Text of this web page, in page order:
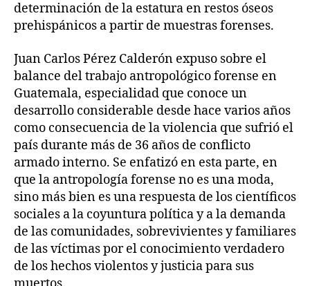
determinación de la estatura en restos óseos
prehispánicos a partir de muestras forenses.
Juan Carlos Pérez Calderón expuso sobre el
balance del trabajo antropológico forense en
Guatemala, especialidad que conoce un
desarrollo considerable desde hace varios años
como consecuencia de la violencia que sufrió el
país durante más de 36 años de conflicto
armado interno. Se enfatizó en esta parte, en
que la antropología forense no es una moda,
sino más bien es una respuesta de los científicos
sociales a la coyuntura política y a la demanda
de las comunidades, sobrevivientes y familiares
de las víctimas por el conocimiento verdadero
de los hechos violentos y justicia para sus